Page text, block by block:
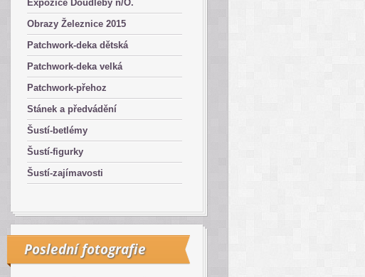
Expozice Doudleby n/O.
Obrazy Železnice 2015
Patchwork-deka dětská
Patchwork-deka velká
Patchwork-přehoz
Stánek a předvádění
Šustí-betlémy
Šustí-figurky
Šustí-zajímavosti
Poslední fotografie